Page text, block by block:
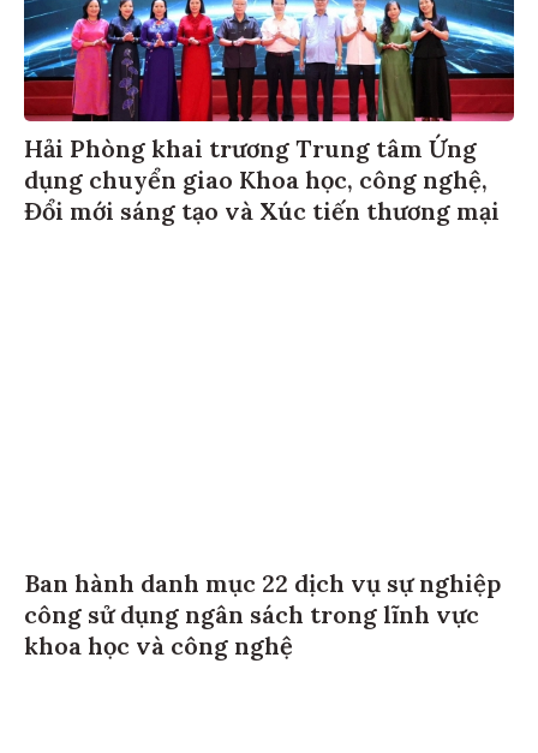
Hải Phòng khai trương Trung tâm Ứng
dụng chuyển giao Khoa học, công nghệ,
Đổi mới sáng tạo và Xúc tiến thương mại
Ban hành danh mục 22 dịch vụ sự nghiệp
công sử dụng ngân sách trong lĩnh vực
khoa học và công nghệ